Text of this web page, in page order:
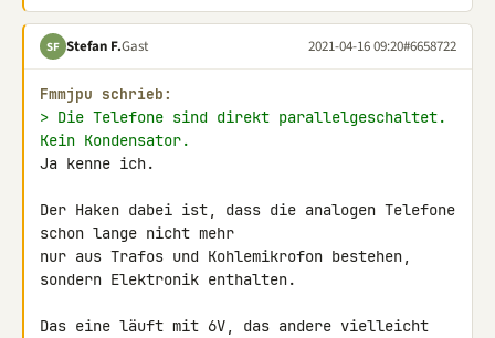
SF Stefan F.Gast 2021-04-16 09:20#6658722
Fmmjpu schrieb:
> Die Telefone sind direkt parallelgeschaltet.
Kein Kondensator.
Ja kenne ich.
Der Haken dabei ist, dass die analogen Telefone
schon lange nicht mehr
nur aus Trafos und Kohlemikrofon bestehen,
sondern Elektronik enthalten.
Das eine läuft mit 6V, das andere vielleicht